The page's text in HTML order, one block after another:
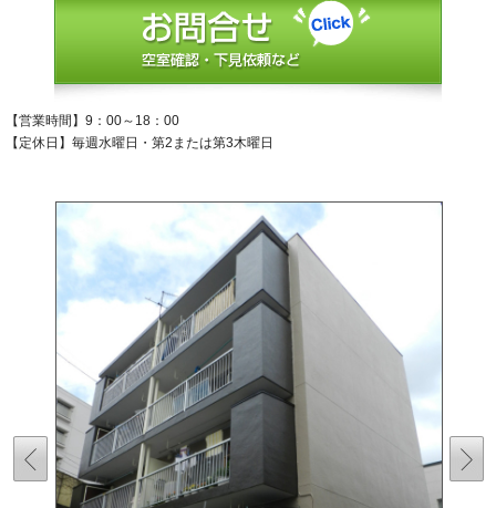
【営業時間】9：00～18：00
【定休日】毎週水曜日・第2または第3木曜日